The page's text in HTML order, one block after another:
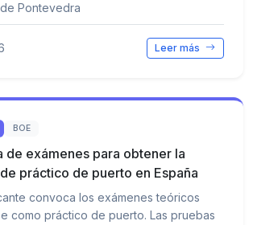
Pontevedra
Leer más
BOE
de exámenes para obtener la
práctico de puerto en España
convoca los exámenes teóricos
como práctico de puerto. Las pruebas